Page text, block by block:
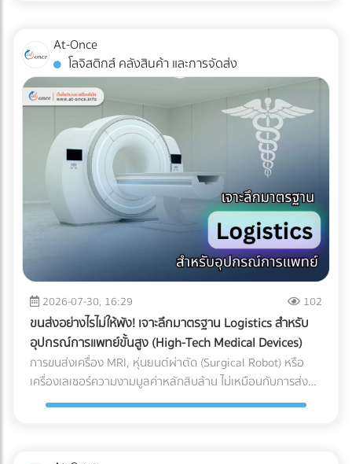
Supply Chain นวัตกรรมเปลี่ยนเกม: Solar Hybrid +
Industrial ESS ทำงานอย่างไร? ระบบนี้คือการรวมร่างกัน
ระหว่าง แผงโซลาร์เซลล์ (ผลิตไฟ) + อินเวอร์เตอร์แบบไฮบริด
(สลับแหล่งจ่ายไฟ) + แบตเตอรี่อุตสาหกรรม (กักเก็บไฟ) เมื่อมี
ระบบ Industrial ESS เข้ามา โรงงานของคุณจะเสมือนมี UPS
(เครื่องสำรองไฟ) ขนาดยักษ์คอยคุ้มกัน โดยระบบจะทำงานแบบไร้
รอยต่อ (Seamless Transition) เมื่อไฟจากการไฟฟ้าดับหรือ
กระชาก ระบบจะสลับไปดึงกระแสไฟจากแบตเตอรี่มาจ่ายให้
เครื่องจักรสำคัญ (Critical Loads) ทันทีในระดับเสี้ยววินาที ทำให้
สายการผลิตเดินหน้าต่อไปได้โดยที่เครื่องจักรไม่สะดุด ทำไมปี
2026 ถึงเป็น "จังหวะทอง" ในการลงทุนระบบ ESS? หากย้อน
กลับไปช่วงปี 2021-2022 แบตเตอรี่อุตสาหกรรมยังมีราคาสูงลิ่ว
จนหลายโรงงานถอดใจ แต่ในยุค 2026 เกมได้เปลี่ยนไปแล้วด้วย
ปัจจัยเหล่านี้: ราคาแบตเตอรี่ LFP ลดลงอย่างมีนัยสำคัญ:
เทคโนโลยีแบตเตอรี่ Lithium Iron Phosphate (LiFePO4)
สำหรับอุตสาหกรรม มีการผลิตในสเกลที่ใหญ่ขึ้นมาก ทำให้ราคา
ต่อกิโลวัตต์-ชั่วโมง (kWh) ถูกลงกว่าอดีตเกือบ 40% แถมยังมี
ความปลอดภัยสูง ไม่ติดไฟง่าย และอายุการใช้งานยาวนานกว่า
10,000 ไซเคิล (อ้างอิงจากรายงาน Bloomberg) ระบบ Peak
Shaving หั่นค่าไฟ TOU แบบอัจฉริยะ: โรงงานส่วนใหญ่ใช้ค่าไฟ
เทคโนโลยี Web-AR (Web-based Augmented Reality) Web-
AR: สัมผัสประสบการณ์ 3D โดยไม่ต้องโหลดแอปฯ ข้อเสียของ
การทำ AR ในอดีตคือลูกค้าต้องเสียเวลาดาวน์โหลด
แอปพลิเคชัน (App-based AR) ซึ่งสร้างความรำคาญใจ แต่
Web-AR ทลายข้อจำกัดนั้นทิ้งไป เพียงแค่ลูกค้าใช้กล้องสมาร์ต
โฟนสแกน QR Code บนโบรชัวร์ โมเดล 3D ของเครื่องจักรของ
คุณก็สามารถลอยขึ้นมาบนโต๊ะประชุมของพวกเขาได้ทันที! ทำไม
ธุรกิจ B2B ถึงควรใช้ Web-AR ในสื่อสิ่งพิมพ์? ย่อของใหญ่ ให้มา
อยู่บนโต๊ะประชุม: คุณไม่สามารถพกเครื่องจักรหนัก 2 ตันไปเสนอ
ขายลูกค้าได้ แต่ Web-AR ช่วยให้ลูกค้าซูมดูรายละเอียด รวมถึง
กลไกภายใน และหมุนดูสินค้าได้ 360 องศาผ่านมือถือหรือ Tablet
เปลี่ยนสิ่งพิมพ์ให้วัดผลได้ (Measurable ROI): โบรชัวร์ปกติเรา
ไม่รู้เลยว่าลูกค้าอ่านหน้าไหน แต่ Web-AR สามารถเก็บ Data ได้
ว่าลูกค้าสแกน QR Code จากพื้นที่ไหน สแกนกี่ครั้ง และใช้เวลาดู
โมเดล 3D นานเท่าไร สร้าง Wow Experience ทันที: ผู้บริหาร
B2B มีเวลาจำกัด การทำให้พวกเขา "ว้าว" ตั้งแต่ 10 วินาทีแรกที่
เห็นสินค้า ช่วยเพิ่มโอกาสในการขอเข้าพบ (Pitching) ได้มหาศาล
การลงทุนทำ Web-AR บนแคตตาล็อกสินค้าเพียงครั้งเดียว
สามารถนำไปใช้งานซ้ำได้ทั้งในงานอีเวนต์ (Exhibition) และการ
ส่ง Direct Mail ไปหาลูกค้าระดับ VIP พร้อมที่จะฉีกกฎการทำสื่อ
At-Once
โลจิสติกส์ คลังสินค้า และการจัดส่ง
2026-07-30, 16:29 102
ขนส่งอย่างไรไม่ให้พัง! เจาะลึกมาตรฐาน Logistics สำหรับ
อุปกรณ์การแพทย์ขั้นสูง (High-Tech Medical Devices)
การขนส่งเครื่อง MRI, หุ่นยนต์ผ่าตัด (Surgical Robot) หรือ
เครื่องเลเซอร์ความงามมูลค่าหลักสิบล้าน ไม่เหมือนกับการส่ง
พัสดุทั่วไป เพราะความเสียหายของเครื่องมือแพทย์ขั้นสูงเหล่านี้